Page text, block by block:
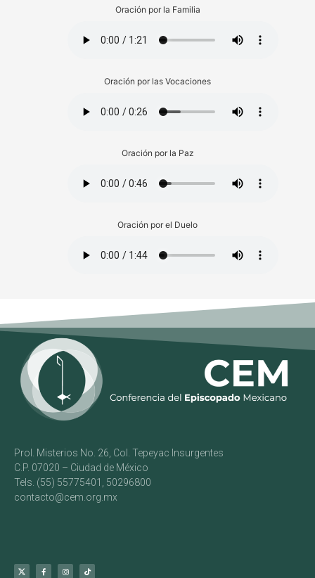
Oración por la Familia
Oración por las Vocaciones
Oración por la Paz
Oración por el Duelo
Prol. Misterios No. 26, Col. Tepeyac Insurgentes
C.P. 07020 – Ciudad de México
Tels. (55) 55775401, 50296800
contacto@cem.org.mx